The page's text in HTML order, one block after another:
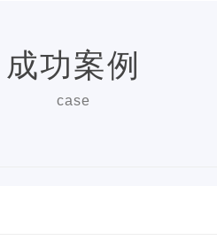
成功案例
case